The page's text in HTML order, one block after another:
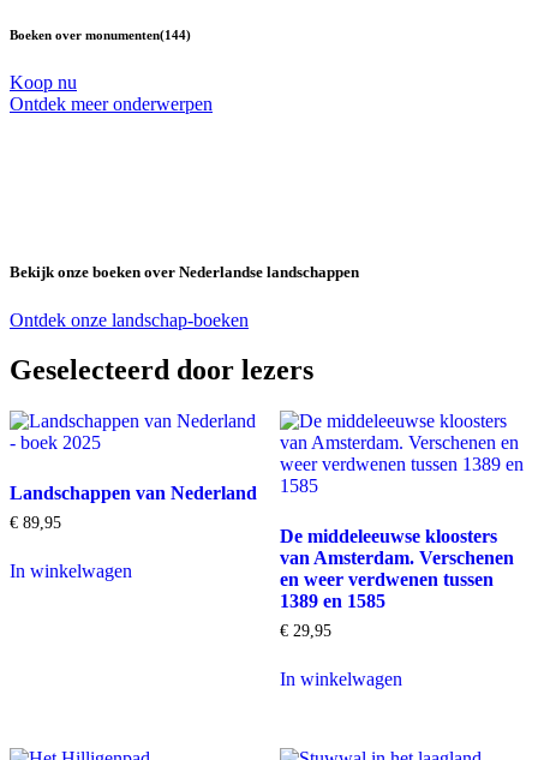
Boeken over monumenten(144)
Koop nu
Ontdek meer onderwerpen
Bekijk onze boeken over Nederlandse landschappen
Ontdek onze landschap-boeken
Geselecteerd door lezers
Landschappen van Nederland
€ 89,95
In winkelwagen
De middeleeuwse kloosters
van Amsterdam. Verschenen
en weer verdwenen tussen
1389 en 1585
€29,95
In winkelwagen